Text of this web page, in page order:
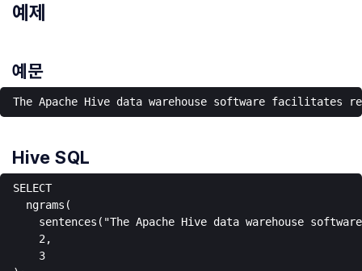
예제
예문
Hive SQL
SELECT
  ngrams(
sentences("The Apache Hive data warehouse
    2,
    3